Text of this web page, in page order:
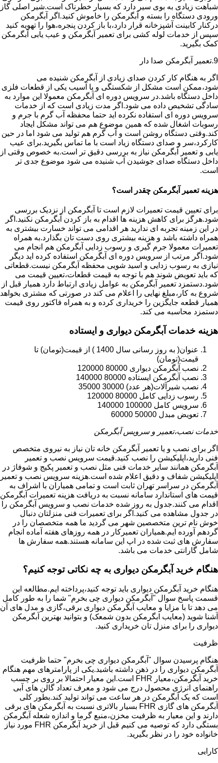
شباهت زیادی به بوی سیر دارد که بسیار خطرناک است.شیر اصلی گاز
ورودی دستگاه را بسته و آبگرمکن را خاموش کنید.اگر آبگرمکن
درکنار کابینت آشپزخانه قرار دارد،با باز کردن پنجره،هوا را تهویه کنید
سپس از خدمات لوله کشی برای تعمیر آبگرمکن و عیب یابی آبگرمکن
کمک بگیرید.
9.تعمیر آبگرمکن صدا دار
اگر به هنگام کار کردن صدای زیادی از آبگرمکن شنیده می
شود،ممکن است مشکل از شکستگی و یا آسیب یکی از قطعات فلزی
داخل دستگاه باشد.در سرویس دوره ای آبگرمکن معمولا این موارد به
سادگی تشخیص داده می شود.اگر مدت زیادی است که از خدمات
سرویس دوره ای استفاده نکرده اید حتما محفظه آب گرم با جرم و
رسوبات اشغال شده که همین موضوع هم می تواند مشکل ایجاد
کند.وقتی دستگاه روشن است و آب گرم هم تولید می شود اما در حین
کارکرد،سر و صدای دستگاه زیاد است با ما تماس بگیرید.برای عیب
یابی و تعمیر آبگرمکن نیاز به بررسی دقیق تر است.به خصوص وقتی از
داخل دستگاه صدای جوشیدن آب شنیده می شود موضوع جدی تر
است.
هزینه تعمیر آبگرمکن چقدر است؟
برای تعیین قیمت تعمیرات لازم است تا آبگرمکن از نزدیک بررسی
شود.هرگز برای کاهش هزینه ها اقدام به باز کردن آبگرمکن نکنید.اگر
در این زمینه تجربه ای ندارید هر اقدامی می تواند خسارت بیشتری به
همراه داشته باشد و هزینه بیشتری روی دست تان بگذارد.به همراه
تعمیرات معمولا جرم گیری و رسوب زدایی آبگرمکن هم انجام می
شود.اگر مرتب از سرویس دوره ای آبگرمکن استفاده کرده اید دیگر
نیازی به رسوب زدایی و اسید شویی محفظه آبگرمکن نیست.قطعاتی
که باید تعویض شوند هم با توجه به قیمت قطعات،تعیین قیمت می
شود.دستمزد تعمیر آبگرمکن به عوامل زیادی ارتباط دارد همیار قبل از
شروع به کار،مبلغ نهایی را اعلام می کند در صورتی که مشتری بخواهد
همیار قطعه جایگزین را خریداری کرده و به همراه فاکتور روی قیمت
دستمزد محاسبه می کند.
هزینه خدمات آبگرمکن دیواری و ایستاده
عنوان( به روز رسانی سال 1400 ) از قیمت(تومان) تا
قیمت(تومان)
نصب آبگرمکن دیواری 80000 120000
نصب آبگرمکن ایستاده 80000 140000
نصب شیرآلات(هر عدد) 30000 35000
رسوب زدایی کامل 80000 120000
سرویس کامل 100000 140000
تعویض مبدل 50000 60000
خدمات نصب،تعمیر و سرویس آبگرمکن
اگر برای نصب و یا تعمیر آبگرمکن خانه تان نیاز به نیروی متخصص
فنی دارید،اپلیکیشن را نصب کنید.قیمت سرویس نصب و تعمیر
آبگرمکن همانند سایر خدمات فنی مثل نصب و تعمیر پکیج و شوفاژ در
اپلیکیشن شفاف و دقیق اعلام شده است.هزینه سرویس نصب و تعمیر
آبگرمکن در سراسر تهران ثابت است و تمامی همیاران با اشراف به
قیمت های استاندارد سامانه نسبت به دریافت هزینه تعمیرات آبگرمکن
اقدام می کنند.جدول به روز شده خدمات نصب و سرویس آبگرمکن را
در جدول مشاهده می کنید.اگر برای تعمیرات فنی منزلتان دنبال
خوش نام ترین متخصصین شهر می گردید ما همه متخصصان را در
گردهم آورده ایم.همیاران تعمیرکار در همه روزهای هفته آماده انجام
سفارش های ثبت شده در اپ این سامانه هستند.همه سفارش ها
شامل گارانتی خدمات می باشد.
هنگام خرید آبگرمکن دیواری به چه نکاتی توجه کنیم؟
هنگام خرید آبگرمکن دیواری باید توجه کنید،پرداخته ایم.مطالعه این
قسمت پاسخ سوال "آبگرمکن دیواری چی بخرم" شما را به طور کامل
می دهد تا با مزایا و معایب آبگرمکن دیواری برقی،گازی و مدل های آن
آشنا شوید (معایب ابگرمکن بدون شمعک) و بتوانید بهترین آبگرمکن
دیواری را برای منزل تان خریداری کنید.
ظرفیت
هنگام پرسیدن سوال "آبگرمکن دیواری چی بخرم" حتما ظرفیت
آبگرمکن دیواری را در ذهن داشته باشید.یکی از پارامترهای مهم هنگام
خرید آبگرمکن،معیار FHR است.این معیار احتمالا بر روی بر چسب
راهنمای انرژی محصول درج می شود و معرف تعداد گالن های آبی
است که یک آبگرمکن در هر ساعت می تواند تولید کند.بطور کلی
آبگرمکن های گازی FHR بسیار بالاتری نسبت به آبگرمکن های برقی
دارند و این معیار به ظرفیت مخزن،منبع گرما و اندازه شعله آبگرمکن
بستگی دارد که توصیه می کنیم قبل از خرید آبگرمکن FHR مورد نیاز
خانواده خود را در نظر بگیرید.
کارایی